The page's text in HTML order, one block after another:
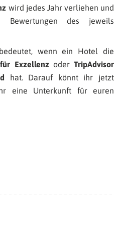
wird jedes Jahr verliehen und
des jeweils
wenn ein Hotel die
ExzellenzoderTripAdvisor
hat. Darauf könnt ihr jetzt
eine Unterkunft für euren